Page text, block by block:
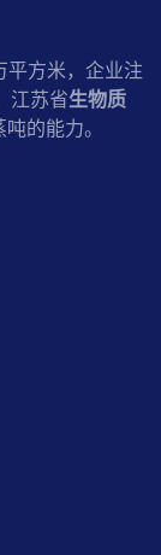
平方米，企业注
江苏省生物质
的能力。